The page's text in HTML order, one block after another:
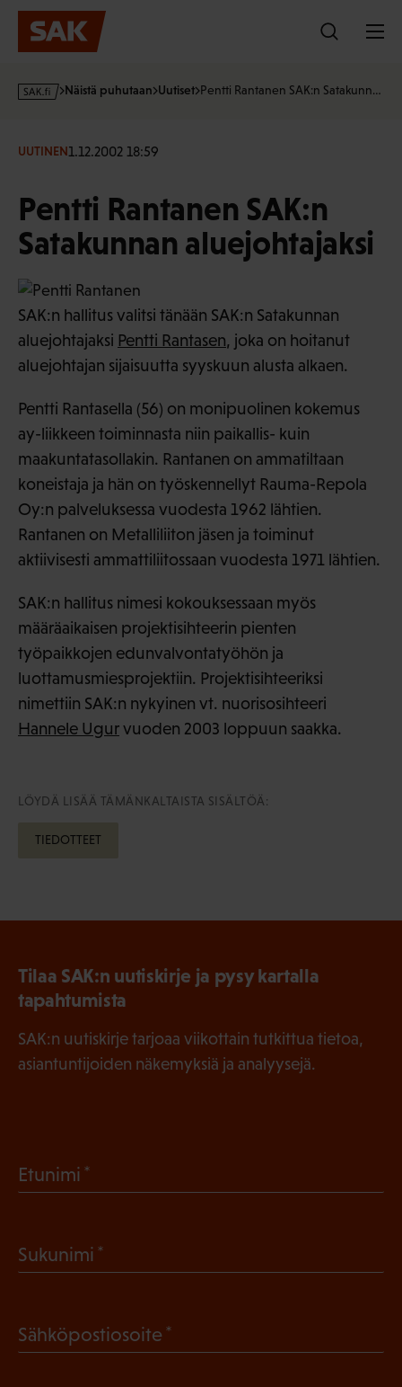
Hyppää
sisältöön
s
·
Näistä puhutaan Uutiset Pentti Rantanen SAK:n Satakunn…
UUTINEN1.12.2002 18:59
Pentti Rantanen SAK:n
Satakunnan aluejohtajaksi
SAK:n hallitus valitsi tänään SAK:n Satakunnan
aluejohtajaksi Pentti Rantasen, joka on hoitanut
aluejohtajan sijaisuutta syyskuun alusta alkaen.
Pentti Rantasella (56) on monipuolinen kokemus
ay-liikkeen toiminnasta niin paikallis- kuin
maakuntatasollakin. Rantanen on ammatiltaan
koneistaja ja hän on työskennellyt Rauma-Repola
Oy:n palveluksessa vuodesta 1962 lähtien.
Rantanen on Metalliliiton jäsen ja toiminut
aktiivisesti ammattiliitossaan vuodesta 1971 lähtien.
SAK:n hallitus nimesi kokouksessaan myös
määräaikaisen projektisihteerin pienten
työpaikkojen edunvalvontatyöhön ja
luottamusmiesprojektiin. Projektisihteeriksi
nimettiin SAK:n nykyinen vt. nuorisosihteeri
Hannele Ugurvuoden 2003 loppuun saakka.
LÖYDÄ LISÄÄ TÄMÄNKALTAISTA SISÄLTÖÄ:
TIEDOTTEET
Tilaa SAK:n uutiskirje ja pysy kartalla
tapahtumista
SAK:n uutiskirje tarjoaa viikottain tutkittua tietoa,
asiantuntijoiden näkemyksiä ja analyysejä.
Etunimi
l
Sukunimi
k
Sähköpostiosoite